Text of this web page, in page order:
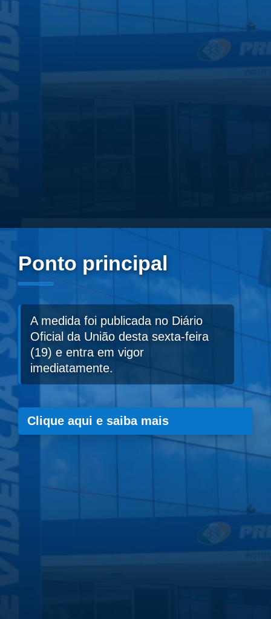
Ponto principal
A medida foi publicada no Diário
Oficial da União desta sexta-feira
(19) e entra em vigor
imediatamente.
Clique aqui e saiba mais